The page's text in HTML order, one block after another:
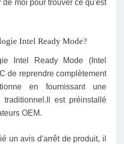
moi pour trouver ce qu'est
Intel Ready Mode?
Intel Ready Mode (Intel
de reprendre complètement
en fournissant une
est préinstallé
OEM.
un avis d'arrêt de produit, il